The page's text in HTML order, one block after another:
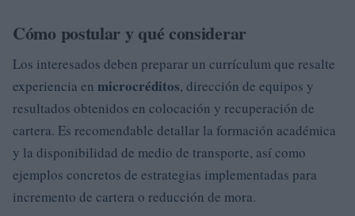
Cómo postular y qué considerar
Los interesados deben preparar un currículum que resalte
experiencia en microcréditos, dirección de equipos y
resultados obtenidos en colocación y recuperación de
cartera. Es recomendable detallar la formación académica
y la disponibilidad de medio de transporte, así como
ejemplos concretos de estrategias implementadas para
incremento de cartera o reducción de mora.